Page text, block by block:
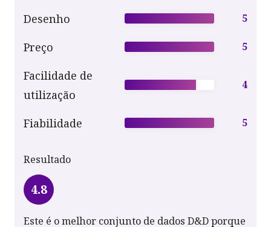
Desenho 5
Preço 5
Facilidade de
utilização
4
Fiabilidade 5
Resultado
4.8
Este é o melhor conjunto de dados D&D porque